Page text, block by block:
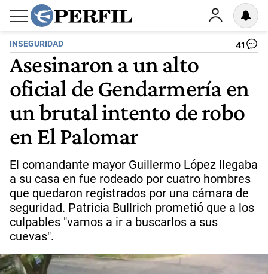
INSEGURIDAD 41
Asesinaron a un alto
oficial de Gendarmería en
un brutal intento de robo
en El Palomar
El comandante mayor Guillermo López llegaba
a su casa en fue rodeado por cuatro hombres
que quedaron registrados por una cámara de
seguridad. Patricia Bullrich prometió que a los
culpables "vamos a ir a buscarlos a sus
cuevas".